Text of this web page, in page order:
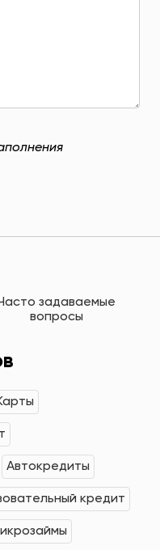
задаваемые
вопросы
Автокредиты
кредит